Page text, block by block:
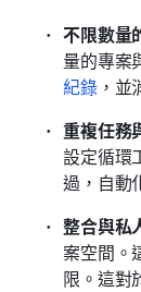
不限數量
量的專案
紀錄，並
重複任務
設定循環
過，自動
整合與私
案空間。
限。這對